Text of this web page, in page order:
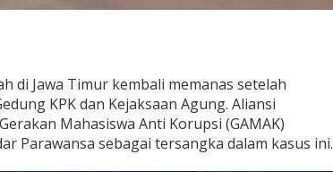
di Jawa Timur kembali memanas setelah
KPK dan Kejaksaan Agung. Aliansi
Mahasiswa Anti Korupsi (GAMAK)
Parawansa sebagai tersangka dalam kasus ini.